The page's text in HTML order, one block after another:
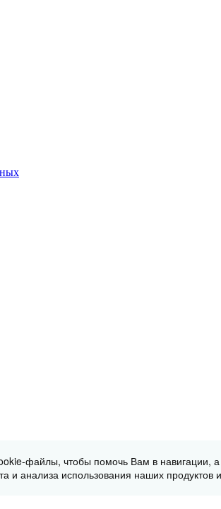
файлы, чтобы помочь Вам в навигации,
и анализа использования наших продуктов